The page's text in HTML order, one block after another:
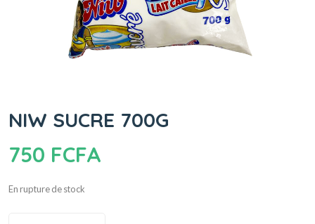
NIW SUCRE 700G
750 FCFA
En rupture de stock